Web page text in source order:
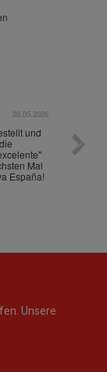
28.05.2026
und
Mal
España!
Die
gut
ist
Unsere